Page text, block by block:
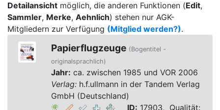
Detailansicht möglich, die anderen Funktionen (Edit,
Sammler, Merke, Aehnlich) stehen nur AGK-
Mitgliedern zur Verfügung (Mitglied werden?).
Papierflugzeuge (Bogentitel -
originalsprachlich)
Jahr: ca. zwischen 1985 und VOR 2006
Verlag:h.f.ullmann in der Tandem Verlag
GmbH (Deutschland)
ID: 17903, Qualität: